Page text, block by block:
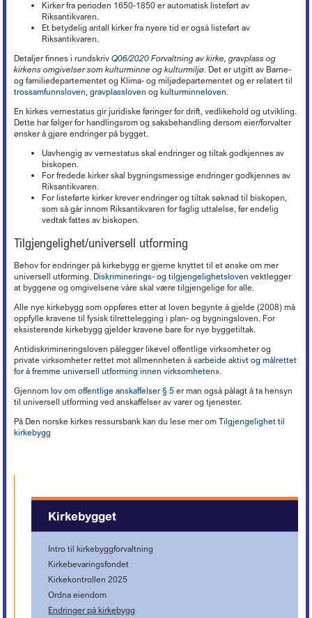
Kronikker og debattinnlegg
Nyheter om KA
Ferie
Oppfølging av sykefravær
Rett til redusert arbeidstid
Avvikling av arbeidsforhold
Advarsel
Nedbemanning og omorganisering
Vurdering ved ledig stilling
Arbeidstaker eller oppdragstaker?
Varsling
Reglementer
Arbeidsveiledning (ABV)
Boka «Ledelse og organisering i kristne virksomheter»
Nyhetsbrev fra KA Lederakademi
Hovedtariffavtalen - organisasjonsmedlemmer
Sentrale særavtaler
Lønnssystem på KA-sektoren
Samarbeid og medbestemmelse
Tillitsvalgtordninger på KA-sektoren
Lokale forhandlinger
Tariffordliste
Tariff 2022
Tariff 2021
Tariff 2020
Tariff 2019
Tariff 2018
Tariff 2017
Tariff 2015
Gamle tariffavtaler
Kirkekontrollen 2025
Ordna eiendom
Endringer på kirkebygg
Istandsetting av middelalderkirker i stein
Kirkeinventar
Energi og Enøk
Eiendomsforhold
Offentlige anskaffelser
Verktøy for tilstandsanalyse
Orgel
Kirkebygg og identitet
Karttjenester
Nettverk for kirkebyggforvaltere
Riksantikvarens tilskudd til konservering av kirkekunst
Døgnåpen beredskapstelefon
Beredskap i egen virksomhet
Brannsikring av kirker
Innbrudds- og tyverisikring
Verdibergingsplan (restverdiredning)
Håndtering av naturfare
Økonomi +
Trossamfunnslov og kirkeordning
God kommunal regnskapsskikk
Årsoppgjør, årsregnskap, årsberetning
Intro til merverdiavgift
Merverdiavgift i gravplassforvaltningen
Momskompensasjon
Avtaler mellom kommunen og kirkelig fellesråd om tjenesteyting
Offentlige anskaffelser
Planarbeid
Svindelforsøk
Organisasjon og forvaltning +
Personvern
Forsikringsordninger for arbeidsgivere
Ansvarsforsikring og ulykkesforsikring
Støtte til deltakelse på yrkesmesse
Støtteordninger for undervisningsansatte
«Stadig bedre»
Arkiv
Mediehåndtering ved begravelser
KAs digitaliseringsarbeid
Frivillig digitaliseringsavgift
Kirkebygg
Lønn, personal og regnskap
Brukerforum og brukergrupper
Strømming og kopiering +
Kopiering (Kopinor)
Overføring av gudstjenester (strømming)
Digitale musikkrettigheter
Filmvisning i Den norske kirke
Bruk av bilder
Barnehage +
PBL-medlemskap gjennom KA
Krav om eget rettssubjekt
Barnehager og pensjon
Inkluderende arbeidsliv i barnehager
Høringsuttalelser +
Høringsuttalelser f.o.m. 2017
Høringsuttalelser t.o.m. 2016
Kurs og konferanser
Kirker fra perioden 1650-1850 er automatisk listeført av
Riksantikvaren.
Et betydelig antall kirker fra nyere tid er også listeført av
Riksantikvaren.
Detaljer finnes i rundskrivQ06/2020 Forvaltning av kirke, gravplass og
kirkens omgivelser som kulturminne og kulturmiljø. Det er utgitt av Barne-
og familiedepartementet og Klima- og miljødepartementet og er relatert til
trossamfunnsloven,gravplassloven ogkulturminneloven.
En kirkes vernestatus gir juridiske føringer for drift, vedlikehold og utvikling.
Dette har følger for handlingsrom og saksbehandling dersom eier/forvalter
ønsker å gjøre endringer på bygget.
Uavhengig av vernestatus skal endringer og tiltak godkjennes av
biskopen.
For fredede kirker skal bygningsmessige endringer godkjennes av
Riksantikvaren.
For listeførte kirker krever endringer og tiltak søknad til biskopen,
som så går innom Riksantikvaren for faglig uttalelse, før endelig
vedtak fattes av biskopen.
Tilgjengelighet/universell utforming
Behov for endringer på kirkebygg er gjerne knyttet til et ønske om mer
universell utforming. Diskriminerings- og tilgjengelighetsloven vektlegger
at byggene og omgivelsene våre skal være tilgjengelige for alle.
Alle nye kirkebygg som oppføres etter at loven begynte å gjelde (2008) må
oppfylle kravene til fysisk tilrettelegging i plan- og bygningsloven. For
eksisterende kirkebygg gjelder kravene bare for nye byggetiltak.
Antidiskrimineringsloven pålegger likevel offentlige virksomheter og
private virksomheter rettet mot allmennheten å«arbeide aktivt og målrettet
for å fremme universell utforming innen virksomheten».
Gjennomlov om offentlige anskaffelser § 5 er man også pålagt å ta hensyn
til universell utforming ved anskaffelser av varer og tjenester.
På Den norske kirkes ressursbank kan du lese mer omTilgjengelighet til
kirkebygg
Kirkebygget
Intro til kirkebyggforvaltning
Kirkebevaringsfondet
Kirkekontrollen 2025
Ordna eiendom
Endringer på kirkebygg